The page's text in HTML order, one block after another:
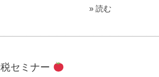
» 読む
セミナー